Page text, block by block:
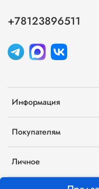
Информация
Покупателям
Личное
+78123896511